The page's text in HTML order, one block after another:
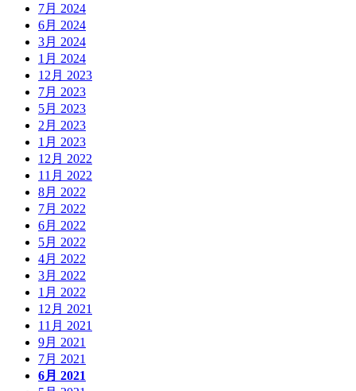
7月 2024
6月 2024
3月 2024
1月 2024
12月 2023
7月 2023
5月 2023
2月 2023
1月 2023
12月 2022
11月 2022
8月 2022
7月 2022
6月 2022
5月 2022
4月 2022
3月 2022
1月 2022
12月 2021
11月 2021
9月 2021
7月 2021
6月 2021